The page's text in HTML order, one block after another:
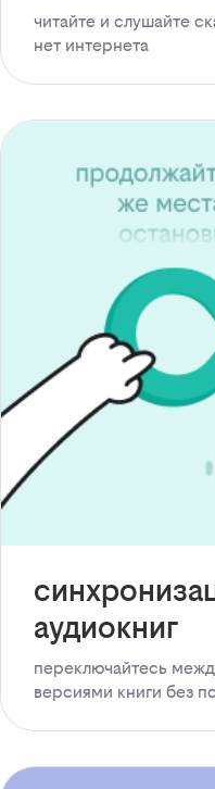
читайте и слушайте
нет интернета
аудиокниг
переключайтесь
версиями книги без